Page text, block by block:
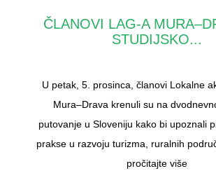
ČLANOVI LAG-A
STUDIJSKO...
U petak, 5. prosinca, članovi Lokalne
Mura–Drava krenuli su na
putovanje u Sloveniju kako bi upoznali
prakse u razvoju turizma, ruralnih
pročitajte više